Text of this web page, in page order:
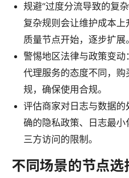
规避“过度分流导致的复
复杂规则会让维护成本
质量节点开始，逐步扩展。
警惕地区法律与政策变
代理服务的态度不同，购
规，确保使用合规。
评估商家对日志与数据的
确的隐私政策、日志最小
三方访问的限制。
不同场景的节点选